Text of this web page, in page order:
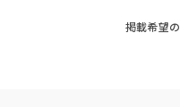
掲載希望